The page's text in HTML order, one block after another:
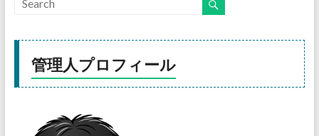
管理人プロフィール